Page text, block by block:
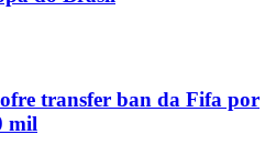
transfer ban da Fifa por
mil